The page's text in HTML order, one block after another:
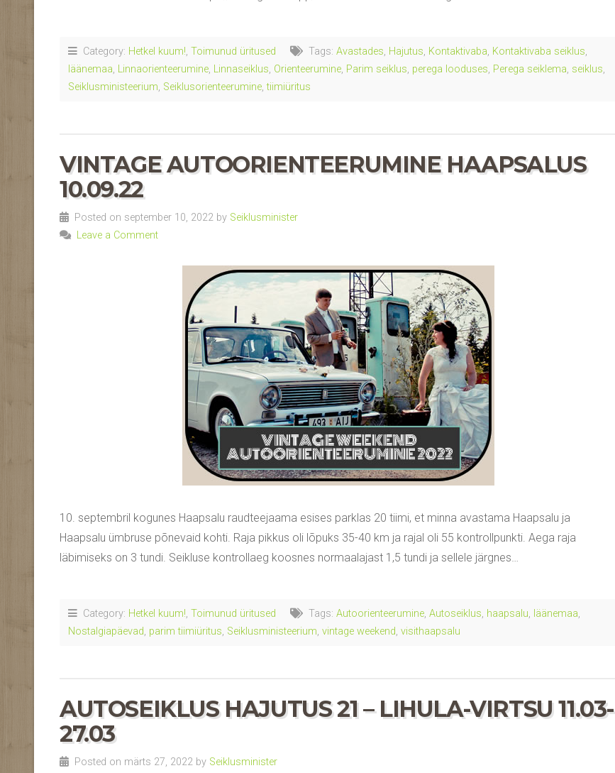
Category: Hetkel kuum!, Toimunud üritused Tags: Avastades, Hajutus, Kontaktivaba, Kontaktivaba seiklus,
läänemaa, Linnaorienteerumine, Linnaseiklus, Orienteerumine, Parim seiklus, perega looduses, Perega seiklema, seiklus,
Seiklusministeerium, Seiklusorienteerumine,tiimiüritus
VINTAGE AUTOORIENTEERUMINE HAAPSALUS
10.09.22
Posted on september 10, 2022 by Seiklusminister
Leave a Comment
10. septembril kogunes Haapsalu raudteejaama esises parklas 20 tiimi, et minna avastama Haapsalu ja
Haapsalu ümbruse põnevaid kohti. Raja pikkus oli lõpuks 35-40 km ja rajal oli 55 kontrollpunkti. Aega raja
läbimiseks on 3 tundi. Seikluse kontrollaeg koosnes normaalajast 1,5 tundi ja sellele järgnes…
Category: Hetkel kuum!, Toimunud üritused Tags: Autoorienteerumine, Autoseiklus, haapsalu, läänemaa,
Nostalgiapäevad, parim tiimiüritus, Seiklusministeerium, vintage weekend, visithaapsalu
AUTOSEIKLUS HAJUTUS 21 – LIHULA-VIRTSU 11.03-
27.03
Posted on märts 27, 2022 by Seiklusminister